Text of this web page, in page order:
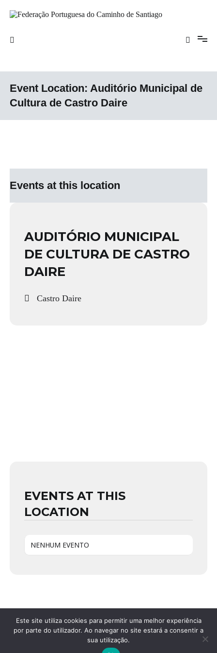
para
Santiago
Event Location: Auditório Municipal de
Cultura de Castro Daire
Events at this location
AUDITÓRIO MUNICIPAL
DE CULTURA DE CASTRO
DAIRE
Castro Daire
EVENTS AT THIS
LOCATION
NENHUM EVENTO
Este site utiliza cookies para permitir uma melhor experiência
por parte do utilizador. Ao navegar no site estará a consentir a
sua utilização.